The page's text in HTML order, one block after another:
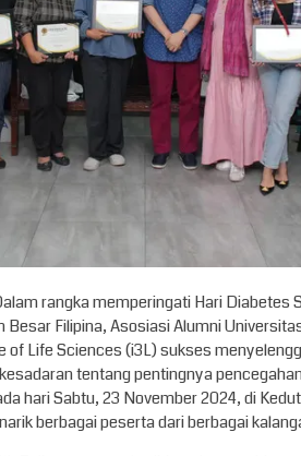
rangka memperingati Hari Diabetes
Filipina, Asosiasi Alumni
Life Sciences (i3L) sukses
tentang pentingnya
hari Sabtu, 23 November 2024, di
berbagai peserta dari berbagai